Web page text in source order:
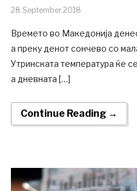
28.September.2018
Времето во Македонија
а преку денот сончево со
Утринската температура ќе
а дневната […]
Continue Reading →